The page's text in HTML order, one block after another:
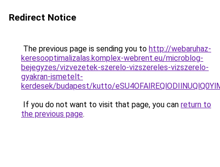
Redirect Notice
The previous page is sending you to http://webaruhaz-
keresooptimalizalas.komplex-webrent.eu/microblog-
bejegyzes/vizvezetek-szerelo-vizszereles-vizszerelo-
gyakran-ismetelt-
kerdesek/budapest/kutto/
If you do not want to visit that page, you can return to
the previous page.